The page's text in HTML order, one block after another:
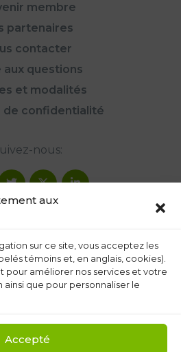
aux
sur ce site, vous acceptez les
témoins et, en anglais, cookies).
pour améliorer nos services et votre
que pour personnaliser le
Accepté
membre
partenaires
contacter
aux questions
et modalités
de confidentialité
nous: